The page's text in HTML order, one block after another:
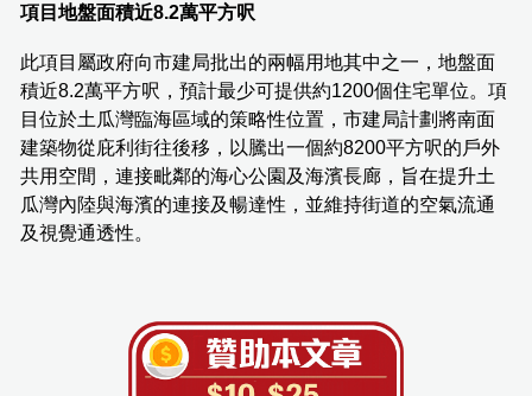
項目地盤面積近8.2萬平方呎
此項目屬政府向市建局批出的兩幅用地其中之一，地盤面
積近8.2萬平方呎，預計最少可提供約1200個住宅單位。項
目位於土瓜灣臨海區域的策略性位置，市建局計劃將南面
建築物從庇利街往後移，以騰出一個約8200平方呎的戶外
共用空間，連接毗鄰的海心公園及海濱長廊，旨在提升土
瓜灣內陸與海濱的連接及暢達性，並維持街道的空氣流通
及視覺通透性。